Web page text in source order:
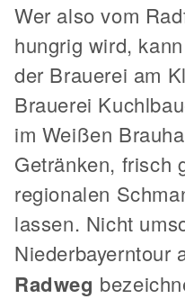
Wer also vom
hungrig wird,
der Brauerei am
Brauerei
im Weißen
Getränken, frisch
regionalen
lassen. Nicht
Niederbayerntour
Radweg